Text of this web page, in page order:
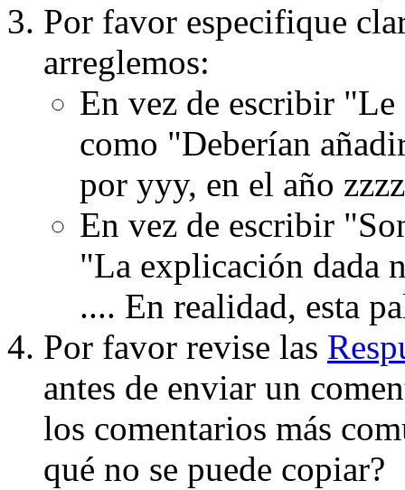
Por favor especifique
arreglemos:
En vez de escribir
como "Deberían
por yyy, en el año
En vez de escribir
"La explicación dada
.... En realidad, esta
Por favor revise las
antes de enviar un
los comentarios más
qué no se puede copiar?